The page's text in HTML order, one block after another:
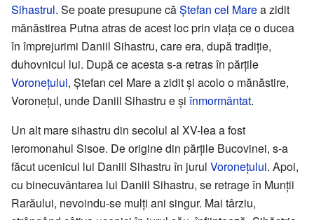
Sihastrul. Se poate presupune căȘtefan cel Marea zidit
mănăstirea Putna atras de acest loc prin viața ce o ducea
în împrejurimi Daniil Sihastru, care era, după tradiție,
duhovnicul lui. După ce acesta s-a retras în părțile
Voronețului, Ștefan cel Mare a zidit și acolo o mănăstire,
Voronețul, unde Daniil Sihastru e și înmormântat.
Un alt mare sihastru din secolul al XV-lea a fost
ieromonahul Sisoe. De origine din părțile Bucovinei, s-a
făcut ucenicul lui Daniil Sihastru în jurul Voronețului. Apoi,
cu binecuvântarea lui Daniil Sihastru, se retrage în Munții
Rarăului, nevoindu-se mulți ani singur. Mai târziu,